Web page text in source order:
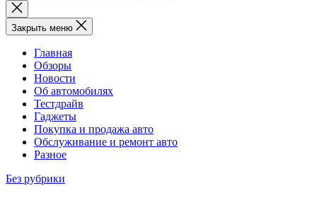
Закрыть
поиск
Закрыть меню
Главная
Обзоры
Новости
Об автомобилях
Тестдрайв
Гаджеты
Покупка и продажа авто
Обслуживание и ремонт авто
Разное
Без рубрики